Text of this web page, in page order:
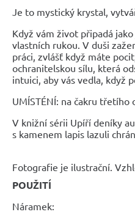
Je to mystický krystal,
Když vám život připadá
vlastních rukou. V duši
práci, zvlášť když máte
ochranitelskou sílu, která
intuici, aby vás vedla, když
UMÍSTÉNÍ: na čakru třetího
V knižní sérii Upíří deníky
s kamenem lapis lazuli
Fotografie je ilustrační.
POUŽITÍ
Náramek: